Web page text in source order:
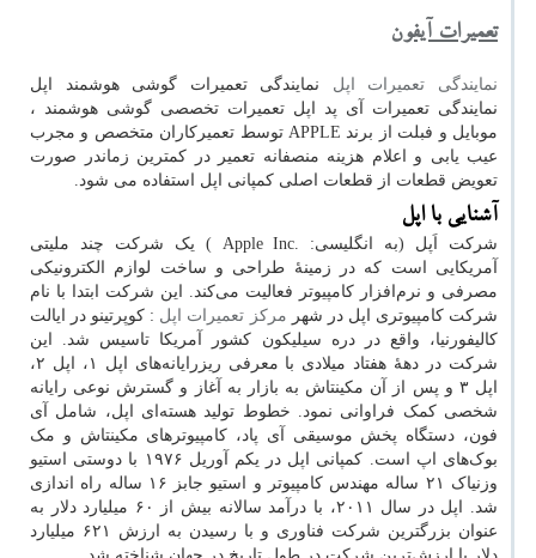
تعمیرات آیفون
نمایندگی تعمیرات اپل نمایندگی تعمیرات گوشی هوشمند اپل
نمایندگی تعمیرات آی پد اپل تعمیرات تخصصی گوشی هوشمند ،
موبایل و فبلت از برندAPPLEتوسط تعمیرکاران متخصص و مجرب
عیب یابی و اعلام هزینه منصفانه تعمیر در کمترین زماندر صورت
تعویض قطعات از قطعات اصلی کمپانی اپل استفاده می شود.
آشنایی با اپل
شرکت اَپل (به انگلیسی: .Apple Inc
) یک شرکت چند ملیتی
آمریکایی است که در زمینهٔ طراحی و ساخت لوازم الکترونیکی
مصرفی و نرم‌افزار کامپیوتر فعالیت می‌کند. این شرکت ابتدا با نام
شرکت کامپیوتری اپل در شهر مرکز تعمیرات اپل : کوپرتینو در ایالت
کالیفورنیا، واقع در دره سیلیکون کشور آمریکا تاسیس شد. این
شرکت در دهه‌ٔ هفتاد میلادی با معرفی ریزرایانه‌های اپل
۱ ، اپل ۲،
اپل ۳ و پس از آن مکینتاش به بازار به آغاز و گسترش نوعی رایانه
شخصی کمک فراوانی نمود. خطوط تولید هسته‌ای اپل، شامل آی
فون، دستگاه پخش موسیقی آی پاد، کامپیوترهای مکینتاش و مک
بوک‌های اپ است. کمپانی اپل در یکم آوریل ۱۹۷۶ با دوستی استیو
وزنیاک ۲۱ ساله مهندس کامپیوتر و استیو جابز ۱۶ ساله راه اندازی
شد. اپل در سال ۲۰۱۱، با درآمد سالانه بیش از ۶۰ میلیارد دلار به
عنوان بزرگترین شرکت فناوری و با رسیدن به ارزش
۶۲۱ میلیارد